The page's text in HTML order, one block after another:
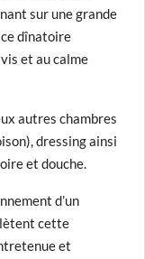
sur une grande
dînatoire
et au calme
autres chambres
dressing ainsi
et douche.
d’un
cette
et